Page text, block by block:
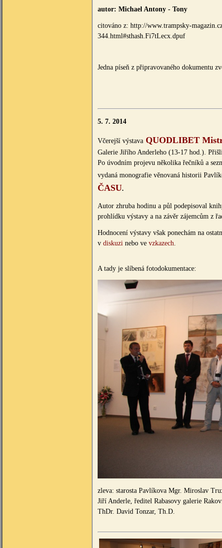
autor: Michael Antony - Tony
citováno z: http://www.trampsky-
344.html#sthash.Fi7tLecx.dpuf
Jedna píseň z připravovaného dokumentu
5. 7. 2014
Včerejší výstava QUODLIBET
Galerie Jiřího Anderleho (13-17 hod.).
Po úvodním projevu několika řečníků a
vydaná monografie věnovaná historii
ČASU.
Autor zhruba hodinu a půl podepisoval
prohlídku výstavy a na závěr zájemcům z
Hodnocení výstavy však ponechám na
v diskuzi nebo ve vzkazech.
A tady je slíbená fotodokumentace:
zleva: starosta Pavlíkova Mgr. Miroslav
Jiří Anderle, ředitel Rabasovy galerie
ThDr. David Tonzar, Th.D.